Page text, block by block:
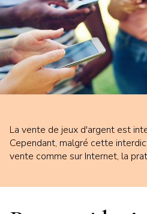
La vente de jeux d'argent est
Cependant, malgré cette
vente comme sur Internet, la